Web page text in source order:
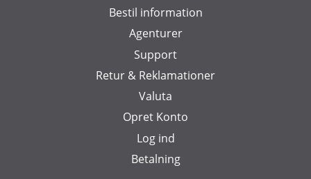
Bestil information
Agenturer
Support
Retur & Reklamationer
Valuta
Opret Konto
Log ind
Betalning